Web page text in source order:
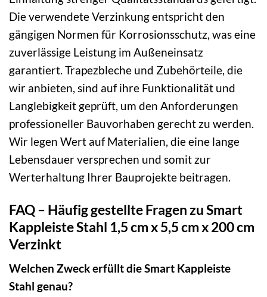
Die verwendete Verzinkung entspricht den
gängigen Normen für Korrosionsschutz, was eine
zuverlässige Leistung im Außeneinsatz
garantiert. Trapezbleche und Zubehörteile, die
wir anbieten, sind auf ihre Funktionalität und
Langlebigkeit geprüft, um den Anforderungen
professioneller Bauvorhaben gerecht zu werden.
Wir legen Wert auf Materialien, die eine lange
Lebensdauer versprechen und somit zur
Werterhaltung Ihrer Bauprojekte beitragen.
FAQ – Häufig gestellte Fragen zu Smart
Kappleiste Stahl 1,5 cm x 5,5 cm x 200 cm
Verzinkt
Welchen Zweck erfüllt die Smart Kappleiste
Stahl genau?